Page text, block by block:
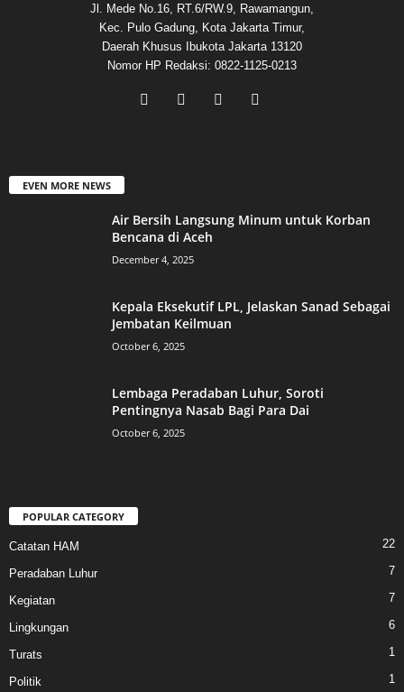
Jl. Mede No.16, RT.6/RW.9, Rawamangun,
Kec. Pulo Gadung, Kota Jakarta Timur,
Daerah Khusus Ibukota Jakarta 13120
Nomor HP Redaksi: 0822-1125-0213
EVEN MORE NEWS
Air Bersih Langsung Minum untuk Korban
Bencana di Aceh
December 4, 2025
Kepala Eksekutif LPL, Jelaskan Sanad Sebagai
Jembatan Keilmuan
October 6, 2025
Lembaga Peradaban Luhur, Soroti
Pentingnya Nasab Bagi Para Dai
October 6, 2025
POPULAR CATEGORY
Catatan HAM 22
Peradaban Luhur 7
Kegiatan 7
Lingkungan 6
Turats 1
Politik 1